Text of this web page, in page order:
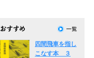
四間飛車を指し
こなす本 ３